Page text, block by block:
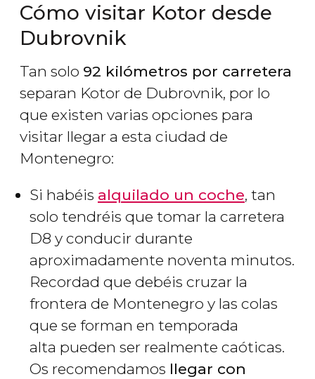
Cómo visitar Kotor desde
Dubrovnik
Tan solo 92 kilómetros por carretera
separan Kotor de Dubrovnik, por lo
que existen varias opciones para
visitar llegar a esta ciudad de
Montenegro:
Si habéis alquilado un coche, tan
solo tendréis que tomar la carretera
D8 y conducir durante
aproximadamente noventa minutos.
Recordad que debéis cruzar la
frontera de Montenegro y las colas
que se forman en temporada
alta pueden ser realmente caóticas.
Os recomendamos llegar con